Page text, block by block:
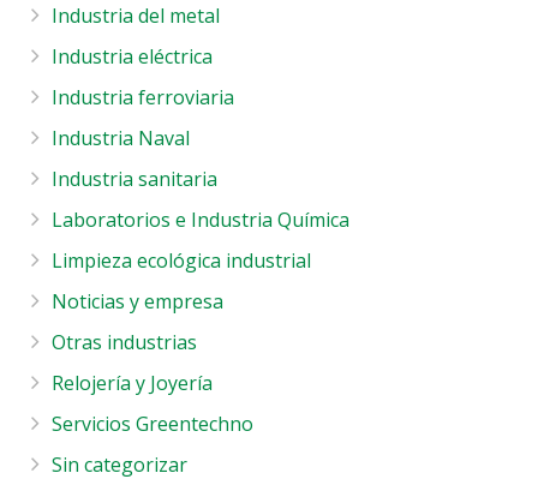
Industria del metal
Industria eléctrica
Industria ferroviaria
Industria Naval
Industria sanitaria
Laboratorios e Industria Química
Limpieza ecológica industrial
Noticias y empresa
Otras industrias
Relojería y Joyería
Servicios Greentechno
Sin categorizar